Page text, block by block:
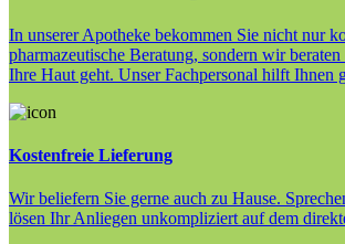
In unserer Apotheke bekommen Sie nicht nur
pharmazeutische Beratung, sondern wir
Ihre Haut geht. Unser Fachpersonal hilft Ihnen
Kostenfreie Lieferung
Wir beliefern Sie gerne auch zu Hause.
lösen Ihr Anliegen unkompliziert auf dem